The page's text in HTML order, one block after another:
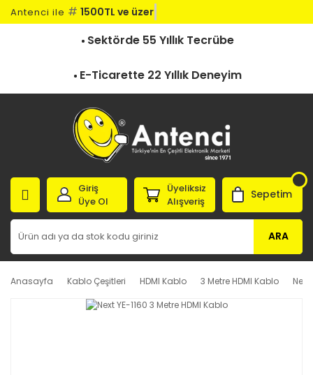
Antenci ile # 1500TL ve üzeri
Sektörde 55 Yıllık Tecrübe
E-Ticarette 22 Yıllık Deneyim
ARA
Giriş
Üye Ol
Üyeliksiz
Alışveriş
Sepetim
Anasayfa Kablo Çeşitleri HDMI Kablo 3 Metre HDMI Kablo Next